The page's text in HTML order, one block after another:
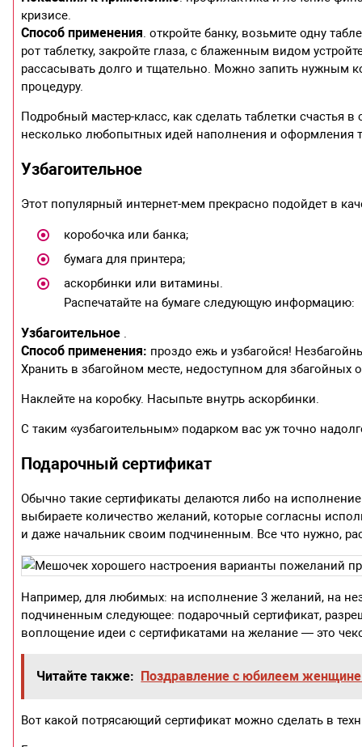
кризисе.
Способ применения. откройте банку, возьмите одну
рот таблетку, закройте глаза, с блаженным видом
рассасывать долго и тщательно. Можно запить нужным
процедуру.
Подробный мастер-класс, как сделать таблетки счастья
несколько любопытных идей наполнения и оформления
Узбагоительное
Этот популярный интернет-мем прекрасно подойдет в
коробочка или банка;
бумага для принтера;
аскорбинки или витамины.
Распечатайте на бумаге следующую информацию:
Узбагоительное .
Способ применения: проздо ежь и узбагойся!
Хранить в збагойном месте, недоступном для
Наклейте на коробку. Насыпьте внутрь аскорбинки.
С таким «узбагоительным» подарком вас уж точно
Подарочный сертификат
Обычно такие сертификаты делаются либо на
выбираете количество желаний, которые согласны
и даже начальник своим подчиненным. Все что нужно,
Например, для любимых: на исполнение 3 желаний, на
подчиненным следующее: подарочный сертификат,
воплощение идеи с сертификатами на желание — это
Читайте также: Поздравление с юбилеем женщине
Вот какой потрясающий сертификат можно сделать в